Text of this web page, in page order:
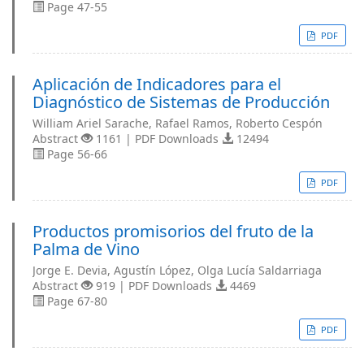
Page 47-55
PDF
Aplicación de Indicadores para el
Diagnóstico de Sistemas de Producción
William Ariel Sarache, Rafael Ramos, Roberto Cespón
Abstract
1161 | PDF Downloads
12494
Page 56-66
PDF
Productos promisorios del fruto de la
Palma de Vino
Jorge E. Devia, Agustín López, Olga Lucía Saldarriaga
Abstract
919 | PDF Downloads
4469
Page 67-80
PDF